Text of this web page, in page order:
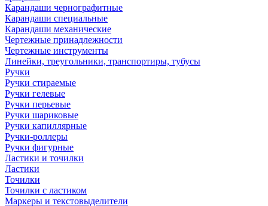
Карандаши чернографитные
Карандаши специальные
Карандаши механические
Чертежные принадлежности
Чертежные инструменты
Линейки, треугольники, транспортиры, тубусы
Ручки
Ручки стираемые
Ручки гелевые
Ручки перьевые
Ручки шариковые
Ручки капиллярные
Ручки-роллеры
Ручки фигурные
Ластики и точилки
Ластики
Точилки
Точилки с ластиком
Маркеры и текстовыделители